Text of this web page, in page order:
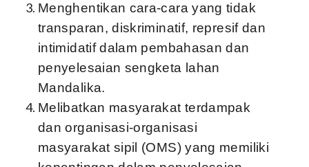
Menghentikan cara-cara yang tidak
transparan, diskriminatif, represif dan
intimidatif dalam pembahasan dan
penyelesaian sengketa lahan
Mandalika.
Melibatkan masyarakat terdampak
dan organisasi-organisasi
masyarakat sipil (OMS) yang memiliki